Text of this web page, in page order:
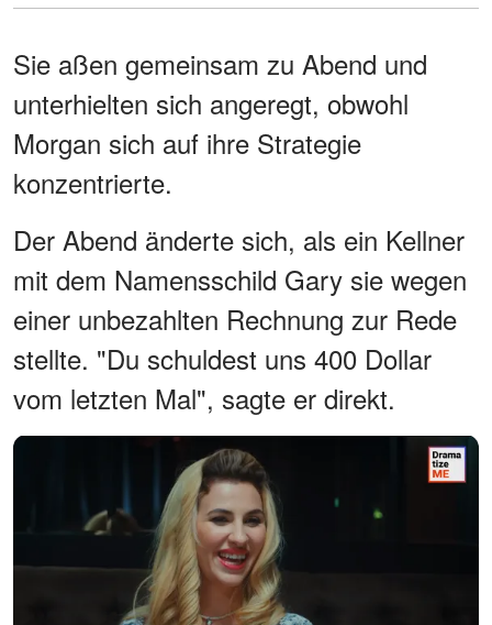
Sie aßen gemeinsam zu Abend und
unterhielten sich angeregt, obwohl
Morgan sich auf ihre Strategie
konzentrierte.
Der Abend änderte sich, als ein Kellner
mit dem Namensschild Gary sie wegen
einer unbezahlten Rechnung zur Rede
stellte. "Du schuldest uns 400 Dollar
vom letzten Mal", sagte er direkt.